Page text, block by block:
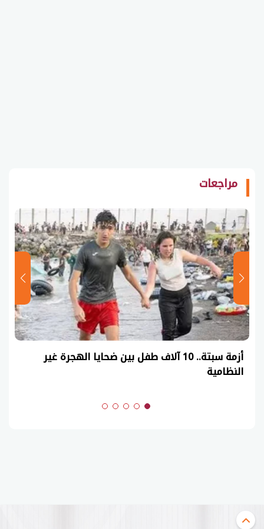
مراجعات
أزمة سبتة.. 10 آلاف طفل بين ضحايا الهجرة غير
النظامية